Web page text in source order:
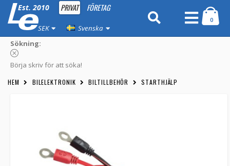
Est. 2010 PRIVAT FÖRETAG
SEK Svenska
0
Sökning:
Börja skriv för att söka!
HEM BILELEKTRONIK BILTILLBEHÖR STARTHJÄLP